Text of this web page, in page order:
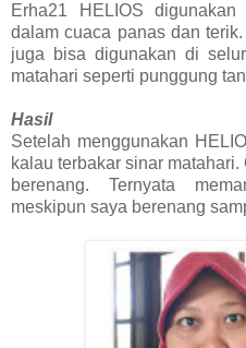
Erha21 HELIOS
dalam cuaca panas dan
juga bisa digunakan di
matahari seperti punggung
Hasil
Setelah menggunakan
kalau terbakar sinar
berenang. Ternyata
meskipun saya berenang